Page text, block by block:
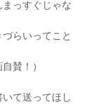
っすぐじゃな
らいってこと
賛！）
て送ってほし